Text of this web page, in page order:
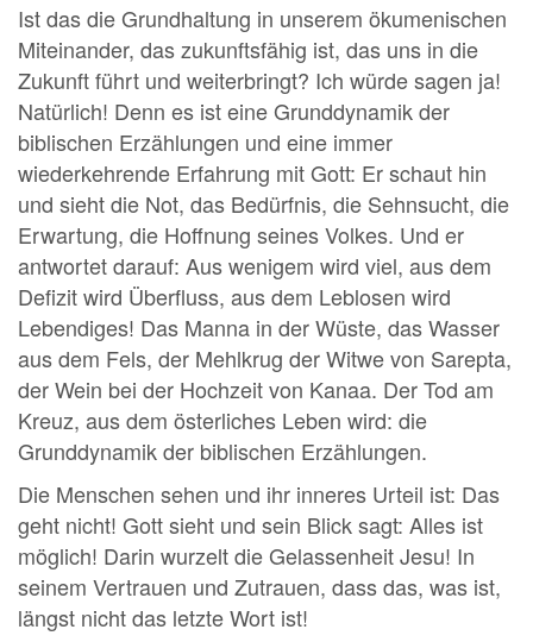
Ist das die Grundhaltung in unserem ökumenischen
Miteinander, das zukunftsfähig ist, das uns in die
Zukunft führt und weiterbringt? Ich würde sagen ja!
Natürlich! Denn es ist eine Grunddynamik der
biblischen Erzählungen und eine immer
wiederkehrende Erfahrung mit Gott: Er schaut hin
und sieht die Not, das Bedürfnis, die Sehnsucht, die
Erwartung, die Hoffnung seines Volkes. Und er
antwortet darauf: Aus wenigem wird viel, aus dem
Defizit wird Überfluss, aus dem Leblosen wird
Lebendiges! Das Manna in der Wüste, das Wasser
aus dem Fels, der Mehlkrug der Witwe von Sarepta,
der Wein bei der Hochzeit von Kanaa. Der Tod am
Kreuz, aus dem österliches Leben wird: die
Grunddynamik der biblischen Erzählungen.
Die Menschen sehen und ihr inneres Urteil ist: Das
geht nicht! Gott sieht und sein Blick sagt: Alles ist
möglich! Darin wurzelt die Gelassenheit Jesu! In
seinem Vertrauen und Zutrauen, dass das, was ist,
längst nicht das letzte Wort ist!